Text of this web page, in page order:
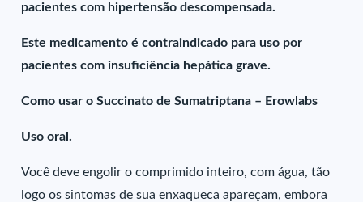
pacientes com hipertensão descompensada.
Este medicamento é contraindicado para uso por
pacientes com insuficiência hepática grave.
Como usar o Succinato de Sumatriptana – Erowlabs
Uso oral.
Você deve engolir o comprimido inteiro, com água, tão
logo os sintomas de sua enxaqueca apareçam, embora